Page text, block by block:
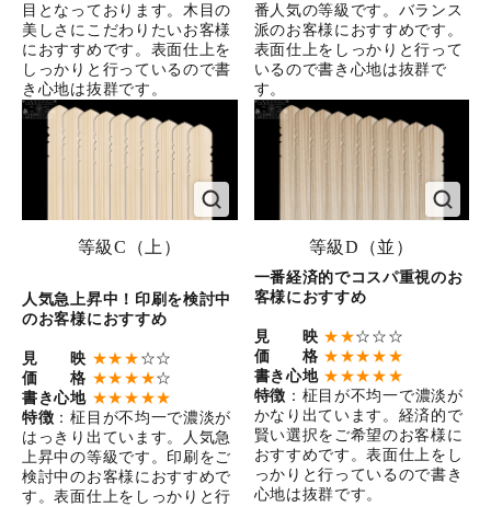
目となっております。木目の
美しさにこだわりたいお客様
におすすめです。表面仕上を
しっかりと行っているので書
き心地は抜群です。
番人気の等級です。バランス
派のお客様におすすめです。
表面仕上をしっかりと行って
いるので書き心地は抜群で
す。
等級C（上）
人気急上昇中！印刷を検討中
のお客様におすすめ
見 映 ★★★ ☆☆
価 格 ★★★★☆
書き心地 ★★★★★
特徴 ：柾目が不均一で濃淡が
はっきり出ています。人気急
上昇中の等級です。印刷をご
検討中のお客様におすすめで
す。表面仕上をしっかりと行
等級D（並）
一番経済的でコスパ重視のお
客様におすすめ
見 映 ★★☆☆☆
価 格 ★★★★★
書き心地 ★★★★★
特徴 ：柾目が不均一で濃淡が
かなり出ています。経済的で
賢い選択をご希望のお客様に
おすすめです。表面仕上をし
っかりと行っているので書き
心地は抜群です。